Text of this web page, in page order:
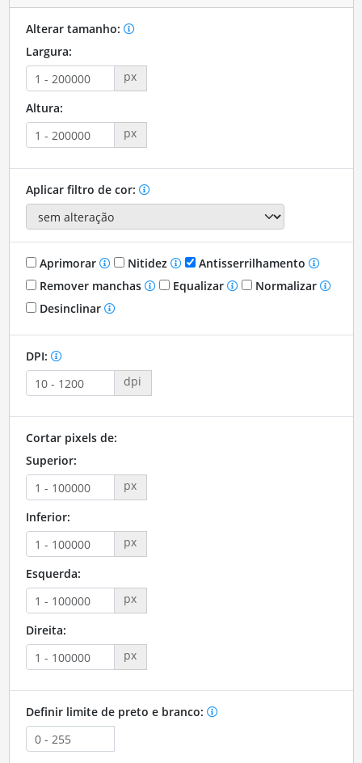
Alterar tamanho:
Largura:
px
Altura:
px
Aplicar filtro de cor:
Aprimorar Nitidez
Antisserrilhamento
Remover manchas
Equalizar
Normalizar
Desinclinar
DPI:
dpi
Cortar pixels de:
Superior:
px
Inferior:
px
Esquerda:
px
Direita:
px
Definir limite de preto e branco: